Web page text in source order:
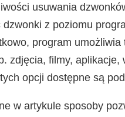
usuwania
dzwonki z poziomu
program
zdjęcia, filmy,
opcji dostępne są
w artykule sposoby